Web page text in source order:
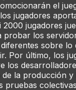
el
jugadores
2000 jugadores
probar los
sobre lo
Por último, los
los
la producción y
pruebas